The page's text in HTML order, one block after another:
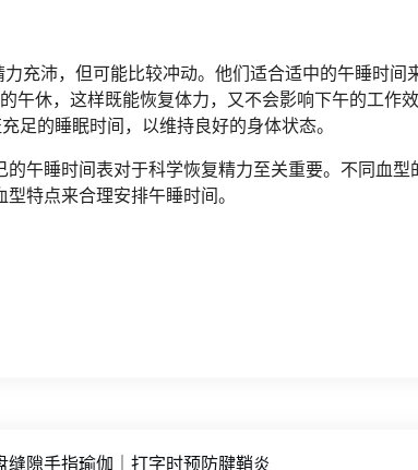
充沛，但可能比较冲动。他们适合适中的午睡时
午休，这样既能恢复体力，又不会影响下午的工作
足的睡眠时间，以维持良好的身体状态。
午睡时间表对于科学恢复精力至关重要。不同血
特点来合理安排午睡时间。
缝隙手指瑜伽｜打字时预防腱鞘炎